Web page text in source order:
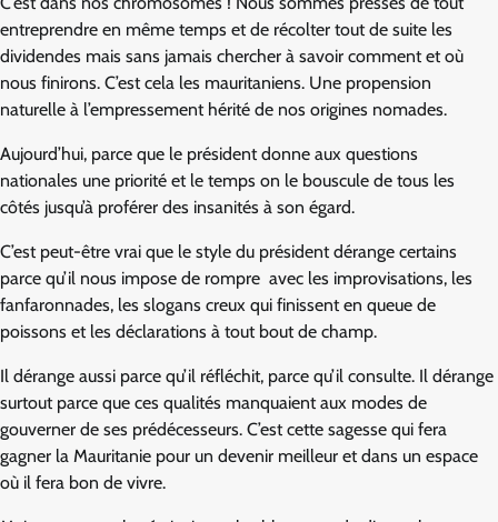
entreprendre en même temps et de récolter tout de suite les
dividendes mais sans jamais chercher à savoir comment et où
nous finirons. C’est cela les mauritaniens. Une propension
naturelle à l’empressement hérité de nos origines nomades.
Aujourd’hui, parce que le président donne aux questions
nationales une priorité et le temps on le bouscule de tous les
côtés jusqu’à proférer des insanités à son égard.
C’est peut-être vrai que le style du président dérange certains
parce qu’il nous impose de rompre avec les improvisations, les
fanfaronnades, les slogans creux qui finissent en queue de
poissons et les déclarations à tout bout de champ.
Il dérange aussi parce qu’il réfléchit, parce qu’il consulte. Il dérange
surtout parce que ces qualités manquaient aux modes de
gouverner de ses prédécesseurs. C’est cette sagesse qui fera
gagner la Mauritanie pour un devenir meilleur et dans un espace
où il fera bon de vivre.